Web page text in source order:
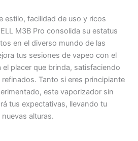
estilo, facilidad de uso y ricos
M3B Pro consolida su estatus
en el diverso mundo de las
tus sesiones de vapeo con el
el placer que brinda, satisfaciendo
Tanto si eres principiante
este vaporizador sin
tus expectativas, llevando tu
alturas.